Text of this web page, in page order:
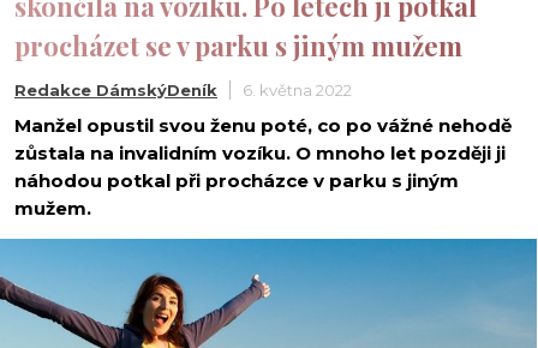
procházet se v parku s jiným mužem
Redakce DámskýDeník 6. května 2022
Manžel opustil svou ženu poté, co po vážné nehodě
zůstala na invalidním vozíku. O mnoho let později ji
náhodou potkal při procházce v parku s jiným
mužem.